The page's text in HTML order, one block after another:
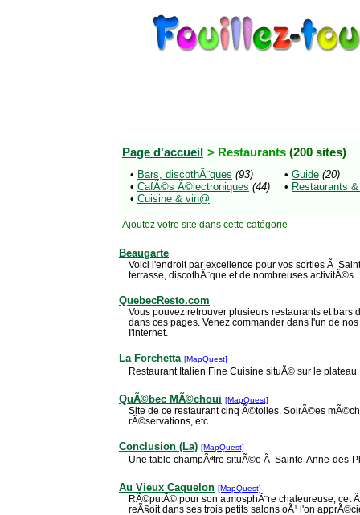
Page d'accueil > Restaurants (200 sites)
• Bars, discothÃ¨ques (93)
• CafÃ©s Ã©lectroniques (44)
• Cuisine & vin@
• Guide (20)
• Restaurants
Ajoutez votre site dans cette catégorie
Beaugarte
Voici l'endroit par excellence pour vos sorties Ã
terrasse, discothÃ¨que et de nombreuses activitÃ©s.
QuebecResto.com
Vous pouvez retrouver plusieurs restaurants et bars
dans ces pages. Venez commander dans l'un de
I'internet.
La Forchetta [MapQuest]
Restaurant Italien Fine Cuisine situÃ© sur le
QuÃ©bec MÃ©choui [MapQuest]
Site de ce restaurant cinq Ã©toiles. SoirÃ©es
rÃ©servations, etc.
Conclusion (La) [MapQuest]
Une table champÃªtre situÃ©e Ã Sainte-Anne-des-
Au Vieux Caquelon [MapQuest]
RÃ©putÃ© pour son atmosphÃ¨re chaleureuse, cet
reÃ§oit dans ses trois petits salons oÃ¹ l'on